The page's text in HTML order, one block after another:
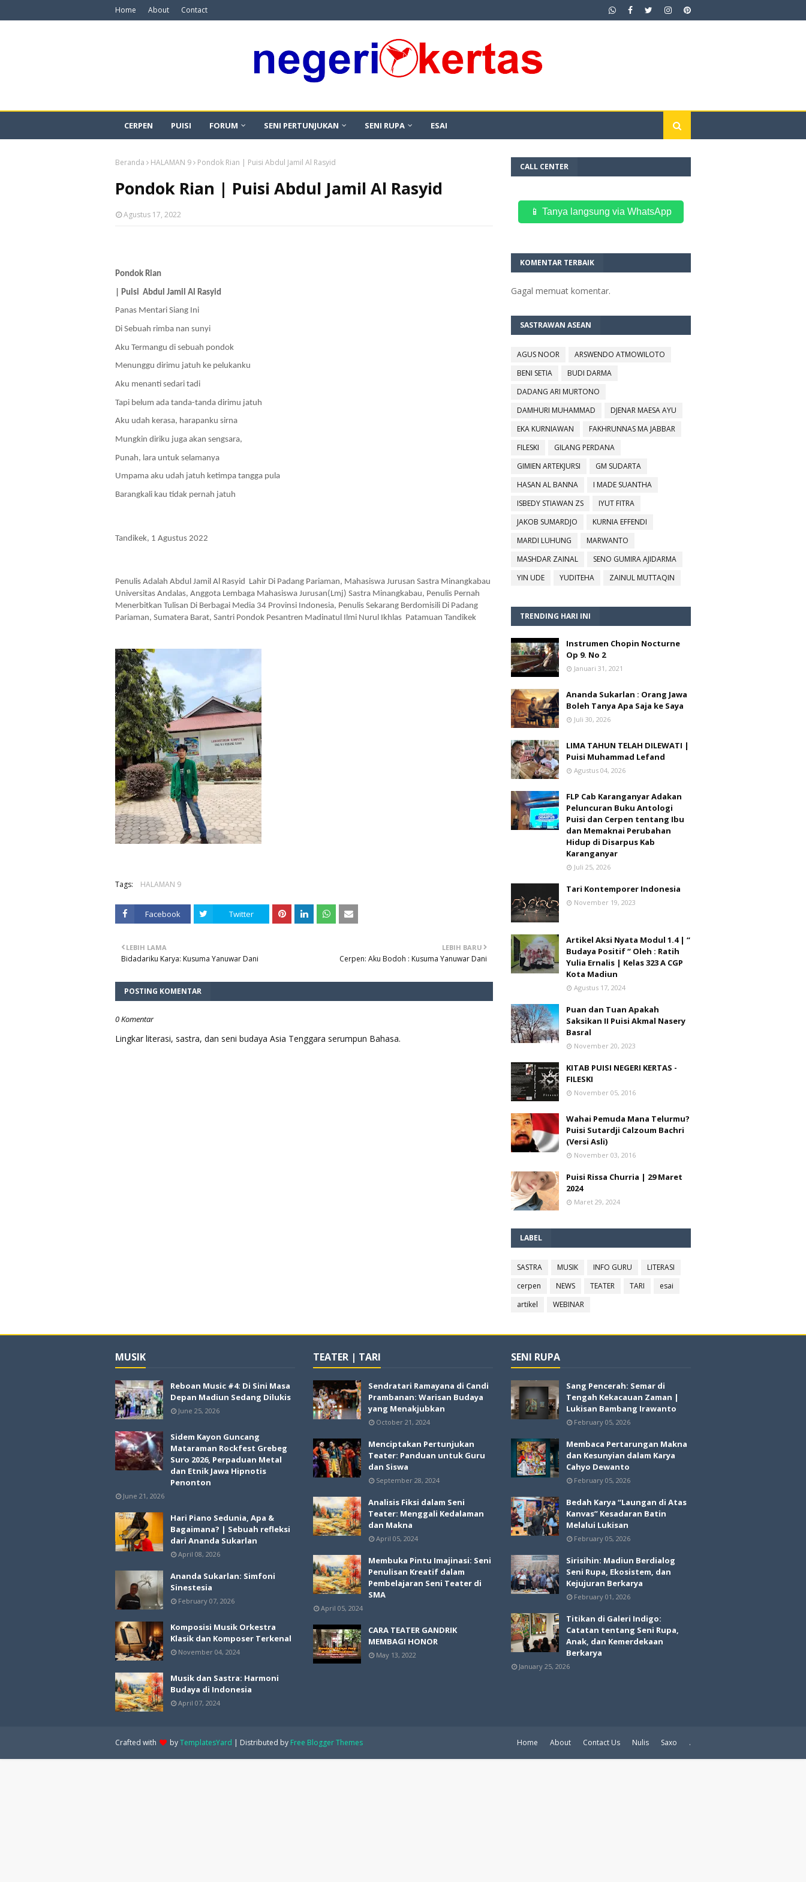
Home About Contact
CERPEN PUISI FORUM SENI PERTUNJUKAN SENI RUPA ESAI
Beranda HALAMAN 9 Pondok Rian | Puisi Abdul Jamil Al Rasyid
Pondok Rian | Puisi Abdul Jamil Al Rasyid
Agustus 17, 2022
Pondok Rian
| Puisi Abdul Jamil Al Rasyid
Panas Mentari Siang Ini
Di Sebuah rimba nan sunyi
Aku Termangu di sebuah pondok
Menunggu dirimu jatuh ke pelukanku
Aku menanti sedari tadi
Tapi belum ada tanda-tanda dirimu jatuh
Aku udah kerasa, harapanku sirna
Mungkin diriku juga akan sengsara,
Punah, lara untuk selamanya
Umpama aku udah jatuh ketimpa tangga pula
Barangkali kau tidak pernah jatuh
Tandikek, 1 Agustus 2022
Penulis Adalah Abdul Jamil Al Rasyid  Lahir Di Padang Pariaman, Mahasiswa Jurusan Sastra Minangkabau
Universitas Andalas, Anggota Lembaga Mahasiswa Jurusan(Lmj) Sastra Minangkabau, Penulis Pernah
Menerbitkan Tulisan Di Berbagai Media 34 Provinsi Indonesia, Penulis Sekarang Berdomisili Di Padang
Pariaman, Sumatera Barat, Santri Pondok Pesantren Madinatul Ilmi Nurul Ikhlas  Patamuan Tandikek
Tags: HALAMAN 9
Facebook Twitter
LEBIH BARU
Cerpen: Aku Bodoh : Kusuma Yanuwar Dani
LEBIH LAMA
Bidadariku Karya: Kusuma Yanuwar Dani
POSTING KOMENTAR
0 Komentar
Lingkar literasi, sastra, dan seni budaya Asia Tenggara serumpun Bahasa.
CALL CENTER
📱 Tanya langsung via WhatsApp
KOMENTAR TERBAIK
Gagal memuat komentar.
SASTRAWAN ASEAN
AGUS NOOR
ARSWENDO ATMOWILOTO
BENI SETIA
BUDI DARMA
DADANG ARI MURTONO
DAMHURI MUHAMMAD
DJENAR MAESA AYU
EKA KURNIAWAN
FAKHRUNNAS MA JABBAR
FILESKI
GILANG PERDANA
GIMIEN ARTEKJURSI
GM SUDARTA
HASAN AL BANNA
I MADE SUANTHA
ISBEDY STIAWAN ZS
IYUT FITRA
JAKOB SUMARDJO
KURNIA EFFENDI
MARDI LUHUNG
MARWANTO
MASHDAR ZAINAL
SENO GUMIRA AJIDARMA
YIN UDE
YUDITEHA ZAINUL MUTTAQIN
TRENDING HARI INI
Instrumen Chopin Nocturne
Op 9. No 2
Januari 31, 2021
Ananda Sukarlan : Orang Jawa
Boleh Tanya Apa Saja ke Saya
Juli 30, 2026
LIMA TAHUN TELAH DILEWATI |
Puisi Muhammad Lefand
Agustus 04, 2026
FLP Cab Karanganyar Adakan
Peluncuran Buku Antologi
Puisi dan Cerpen tentang Ibu
dan Memaknai Perubahan
Hidup di Disarpus Kab
Karanganyar
Juli 25, 2026
Tari Kontemporer Indonesia
November 19, 2023
Artikel Aksi Nyata Modul 1.4 | “
Budaya Positif “ Oleh : Ratih
Yulia Ernalis | Kelas 323 A CGP
Kota Madiun
Agustus 17, 2024
Puan dan Tuan Apakah
Saksikan II Puisi Akmal Nasery
Basral
November 20, 2023
KITAB PUISI NEGERI KERTAS -
FILESKI
November 05, 2016
Wahai Pemuda Mana Telurmu?
Puisi Sutardji Calzoum Bachri
(Versi Asli)
November 03, 2016
Puisi Rissa Churria | 29 Maret
2024
Maret 29, 2024
LABEL
SASTRA MUSIK INFO GURU
LITERASI
cerpen
NEWS TEATER TARI
esai
artikel
WEBINAR
MUSIK
Reboan Music #4: Di Sini Masa
Depan Madiun Sedang Dilukis
June 25, 2026
Sidem Kayon Guncang
Mataraman Rockfest Grebeg
Suro 2026, Perpaduan Metal
dan Etnik Jawa Hipnotis
Penonton
June 21, 2026
Hari Piano Sedunia, Apa &
Bagaimana? | Sebuah refleksi
dari Ananda Sukarlan
April 08, 2026
Ananda Sukarlan: Simfoni
Sinestesia
February 07, 2026
Komposisi Musik Orkestra
Klasik dan Komposer Terkenal
November 04, 2024
Musik dan Sastra: Harmoni
Budaya di Indonesia
April 07, 2024
TEATER | TARI
Sendratari Ramayana di Candi
Prambanan: Warisan Budaya
yang Menakjubkan
October 21, 2024
Menciptakan Pertunjukan
Teater: Panduan untuk Guru
dan Siswa
September 28, 2024
Analisis Fiksi dalam Seni
Teater: Menggali Kedalaman
dan Makna
April 05, 2024
Membuka Pintu Imajinasi: Seni
Penulisan Kreatif dalam
Pembelajaran Seni Teater di
SMA
April 05, 2024
CARA TEATER GANDRIK
MEMBAGI HONOR
May 13, 2022
SENI RUPA
Sang Pencerah: Semar di
Tengah Kekacauan Zaman |
Lukisan Bambang Irawanto
February 05, 2026
Membaca Pertarungan Makna
dan Kesunyian dalam Karya
Cahyo Dewanto
February 05, 2026
Bedah Karya “Laungan di Atas
Kanvas” Kesadaran Batin
Melalui Lukisan
February 05, 2026
Sirisihin: Madiun Berdialog
Seni Rupa, Ekosistem, dan
Kejujuran Berkarya
February 01, 2026
Titikan di Galeri Indigo:
Catatan tentang Seni Rupa,
Anak, dan Kemerdekaan
Berkarya
January 25, 2026
Home About Contact Us Nulis Saxo .
Crafted with byTemplatesYard | Distributed by Free Blogger Themes